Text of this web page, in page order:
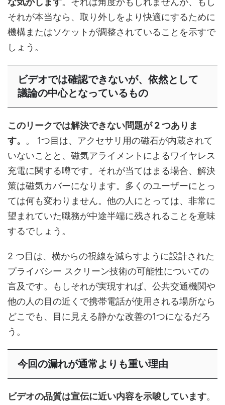
それが本当なら、取り外しをより快適にするために
機構またはソケットが調整されていることを示すで
しょう。
ビデオでは確認できないが、依然として
議論の中心となっているもの
このリークでは解決できない問題が 2 つありま
す。 。 1つ目は、アクセサリ用の磁石が内蔵されて
いないことと、磁気アライメントによるワイヤレス
充電に関する噂です。それが当てはまる場合、解決
策は磁気カバーになります。多くのユーザーにとっ
ては何も変わりません。他の人にとっては、非常に
望まれていた職務が中途半端に残されることを意味
するでしょう。
2 つ目は、横からの視線を減らすように設計された
プライバシー スクリーン技術の可能性についての
言及です。もしそれが実現すれば、公共交通機関や
他の人の目の近くで携帯電話が使用される場所なら
どこでも、目に見える静かな改善の1つになるだろ
う。
今回の漏れが通常よりも重い理由
ビデオの品質は宣伝に近い内容を示唆しています。